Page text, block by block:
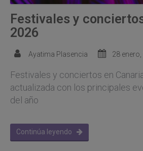
Festivales y
2026
Ayatima Plasencia 28
Festivales y conciertos en
actualizada con los principales
del año
Continúa leyendo